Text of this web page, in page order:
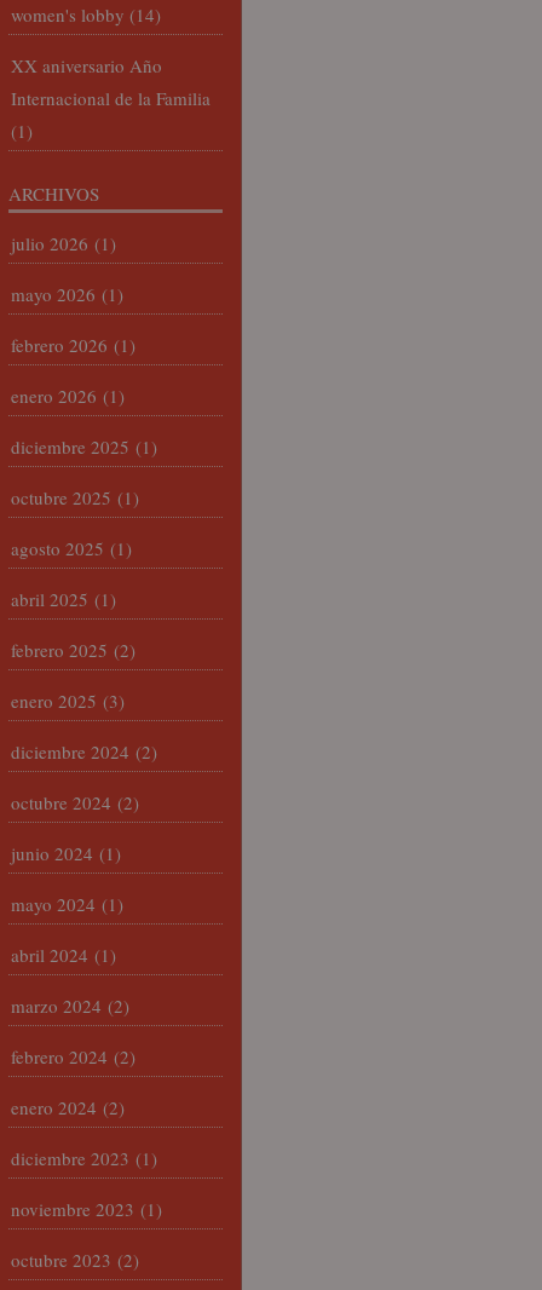
women's lobby (14)
XX aniversario Año
Internacional de la Familia
(1)
ARCHIVOS
julio 2026 (1)
mayo 2026 (1)
febrero 2026 (1)
enero 2026 (1)
diciembre 2025 (1)
octubre 2025 (1)
agosto 2025 (1)
abril 2025 (1)
febrero 2025 (2)
enero 2025 (3)
diciembre 2024 (2)
octubre 2024 (2)
junio 2024 (1)
mayo 2024 (1)
abril 2024 (1)
marzo 2024 (2)
febrero 2024 (2)
enero 2024 (2)
diciembre 2023 (1)
noviembre 2023 (1)
octubre 2023 (2)